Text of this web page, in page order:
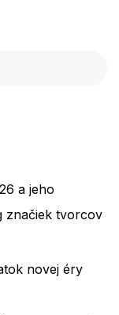
a jeho
značiek tvorcov
novej éry